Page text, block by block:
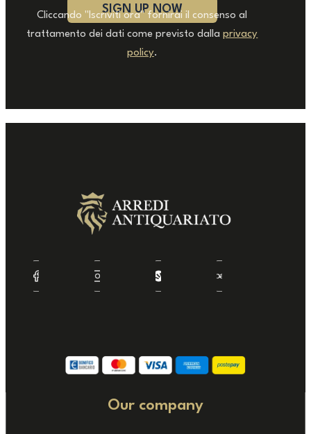
Cliccando "Iscriviti ora" fornirai il consenso al
trattamento dei dati come previsto dallaprivacy
policy.
Our company